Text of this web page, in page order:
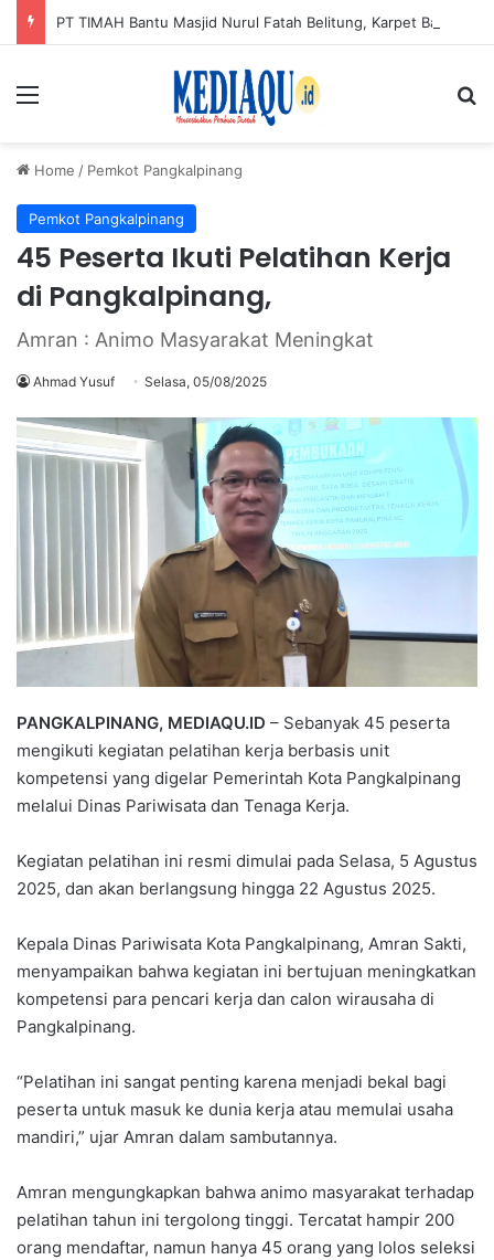
Menu
Home / Pemkot Pangkalpinang
Pemkot Pangkalpinang
45 Peserta Ikuti Pelatihan Kerja
di Pangkalpinang,
Amran : Animo Masyarakat Meningkat
Ahmad Yusuf Selasa, 05/08/2025
PANGKALPINANG, MEDIAQU.ID – Sebanyak 45 peserta
mengikuti kegiatan pelatihan kerja berbasis unit
kompetensi yang digelar Pemerintah Kota Pangkalpinang
melalui Dinas Pariwisata dan Tenaga Kerja.
Kegiatan pelatihan ini resmi dimulai pada Selasa, 5 Agustus
2025, dan akan berlangsung hingga 22 Agustus 2025.
Kepala Dinas Pariwisata Kota Pangkalpinang, Amran Sakti,
menyampaikan bahwa kegiatan ini bertujuan meningkatkan
kompetensi para pencari kerja dan calon wirausaha di
Pangkalpinang.
“Pelatihan ini sangat penting karena menjadi bekal bagi
peserta untuk masuk ke dunia kerja atau memulai usaha
mandiri,” ujar Amran dalam sambutannya.
Amran mengungkapkan bahwa animo masyarakat terhadap
pelatihan tahun ini tergolong tinggi. Tercatat hampir 200
orang mendaftar, namun hanya 45 orang yang lolos seleksi